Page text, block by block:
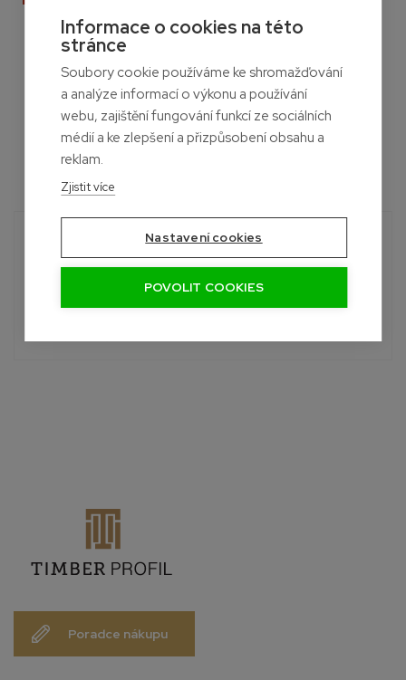
Potřebujete poradit?
Roman
Poradce nákupu
Informace o cookies na této
stránce
Soubory cookie používáme ke shromažďování
a analýze informací o výkonu a používání
webu, zajištění fungování funkcí ze sociálních
médií a ke zlepšení a přizpůsobení obsahu a
reklam.
Zjistit více
Nastavení cookies
POVOLIT COOKIES